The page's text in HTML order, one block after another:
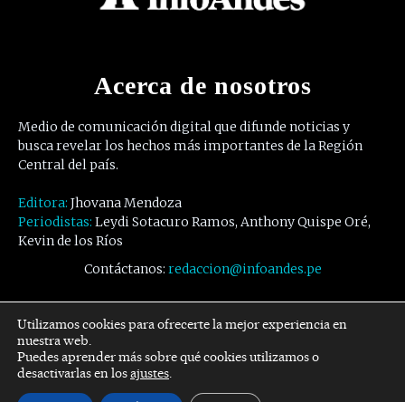
Acerca de nosotros
Medio de comunicación digital que difunde noticias y
busca revelar los hechos más importantes de la Región
Central del país.
Editora: Jhovana Mendoza
Periodistas: Leydi Sotacuro Ramos, Anthony Quispe Oré,
Kevin de los Ríos
Contáctanos: redaccion@infoandes.pe
Síguenos
Facebook Twitter Youtube
Utilizamos cookies para ofrecerte la mejor experiencia en
nuestra web.
Puedes aprender más sobre qué cookies utilizamos o
desactivarlas en losajustes.